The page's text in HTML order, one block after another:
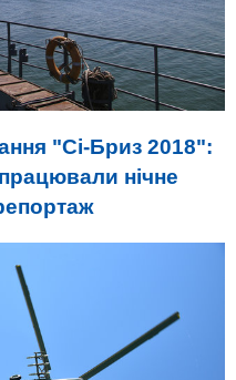
"Сі-Бриз 2018":
нічне